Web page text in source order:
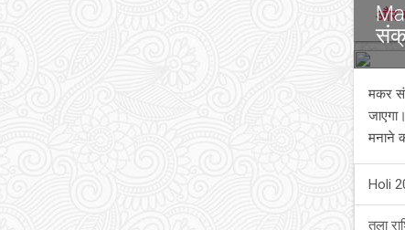
और
मकर
मनाने
Holi
तुला